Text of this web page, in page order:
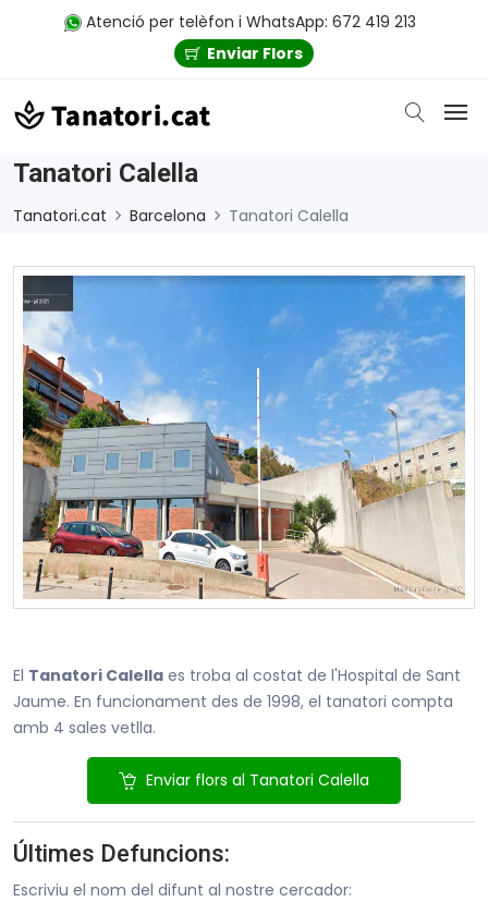
Atenció per telèfon i WhatsApp: 672 419 213
Enviar Flors
Tanatori Calella
Tanatori.cat Barcelona Tanatori Calella
El Tanatori Calella es troba al costat de l'Hospital de Sant
Jaume. En funcionament des de 1998, el tanatori compta
amb 4 sales vetlla.
Enviar flors al Tanatori Calella
Últimes Defuncions:
Escriviu el nom del difunt al nostre cercador: